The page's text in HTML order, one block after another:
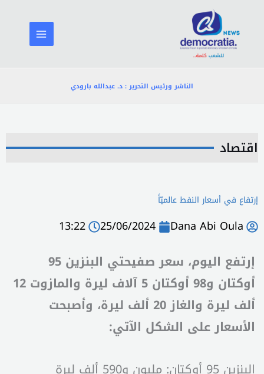
المحتوى
الناشر ورئيس التحرير : د. عبدالله بارودي
اقتصاد
إرتفاع في أسعار النفط عالميّاً
Dana Abi Oula
25/06/2024
13:22
إرتفع اليوم، سعر صفيحتي البنزين 95
أوكتان و98 أوكتان 5 آلاف ليرة والمازوت 12
ألف ليرة والغاز 20 ألف ليرة، وأصبحت
الأسعار على الشكل الآتي:
البنزين 95 أوكتان: مليون و590 ألف ليرة